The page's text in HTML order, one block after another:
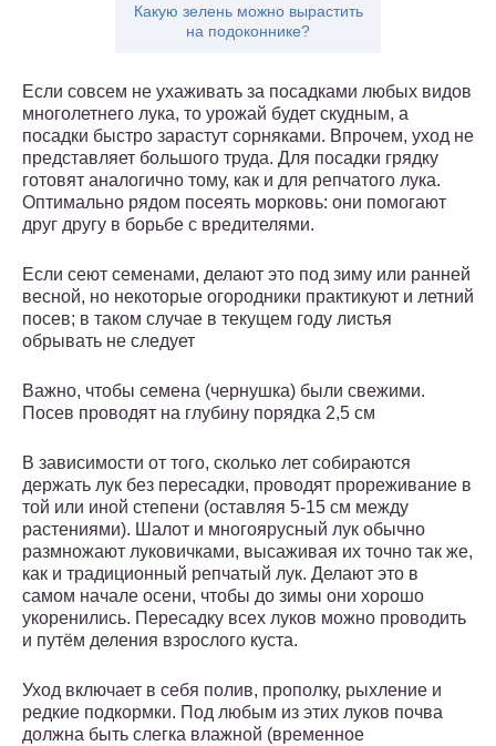
Какую зелень можно вырастить
на подоконнике?
Если совсем не ухаживать за посадками любых видов
многолетнего лука, то урожай будет скудным, а
посадки быстро зарастут сорняками. Впрочем, уход не
представляет большого труда. Для посадки грядку
готовят аналогично тому, как и для репчатого лука.
Оптимально рядом посеять морковь: они помогают
друг другу в борьбе с вредителями.
Если сеют семенами, делают это под зиму или ранней
весной, но некоторые огородники практикуют и летний
посев; в таком случае в текущем году листья
обрывать не следует
Важно, чтобы семена (чернушка) были свежими.
Посев проводят на глубину порядка 2,5 см
В зависимости от того, сколько лет собираются
держать лук без пересадки, проводят прореживание в
той или иной степени (оставляя 5-15 см между
растениями). Шалот и многоярусный лук обычно
размножают луковичками, высаживая их точно так же,
как и традиционный репчатый лук. Делают это в
самом начале осени, чтобы до зимы они хорошо
укоренились. Пересадку всех луков можно проводить
и путём деления взрослого куста.
Уход включает в себя полив, прополку, рыхление и
редкие подкормки. Под любым из этих луков почва
должна быть слегка влажной (временное